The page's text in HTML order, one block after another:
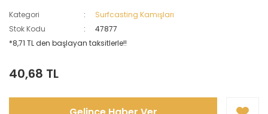
Kategori
Surfcasting Kamışları
Stok Kodu
47877
*8,71 TL den başlayan taksitlerle!!
40,68 TL